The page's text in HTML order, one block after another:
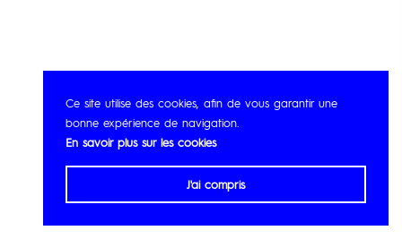
Ce site utilise des cookies, afin de vous garantir une
bonne expérience de navigation.
En savoir plus sur les cookies
J'ai compris